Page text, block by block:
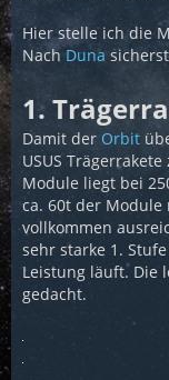
Hier stelle ich die
Nach Duna
1.
Damit der Orbit
USUS
Module liegt bei
ca. 60t der
vollkommen
sehr starke 1.
Leistung läuft. Die
gedacht.